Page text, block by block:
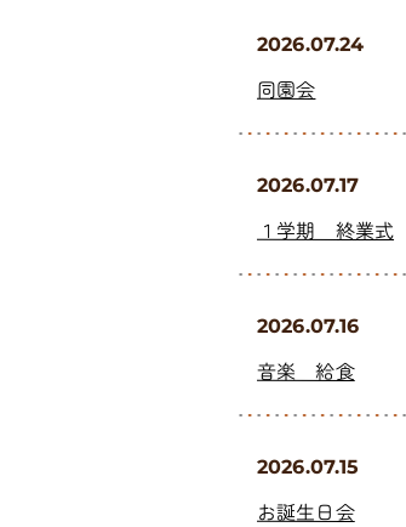
2026.07.24
同園会
2026.07.17
１学期 終業式
2026.07.16
音楽 給食
2026.07.15
お誕生日会